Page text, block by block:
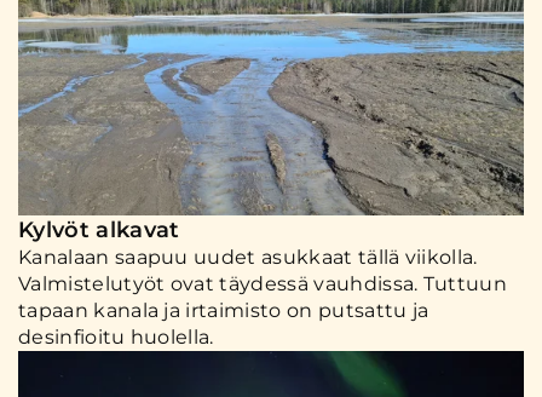
Kylvöt alkavat
Kanalaan saapuu uudet asukkaat tällä viikolla.
Valmistelutyöt ovat täydessä vauhdissa. Tuttuun
tapaan kanala ja irtaimisto on putsattu ja
desinfioitu huolella.